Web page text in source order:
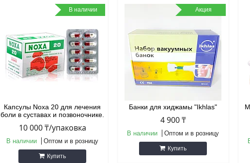
В наличии
Капсулы Noxa 20 для лечения
боли в суставах и позвоночнике.
10 000 ₸/упаковка
В наличии Оптом и в розницу
Купить
Акция
Банки для хиджамы "Ikhlas"
4 900 ₸
В наличии Оптом и в розницу
Купить